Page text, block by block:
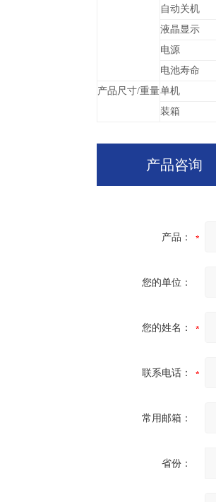
自动关机
液晶显示
电源
电池寿命
产品尺寸/重量单机
装箱
产品咨询
产品：
您的单位：
您的姓名：
联系电话：
常用邮箱：
省份：